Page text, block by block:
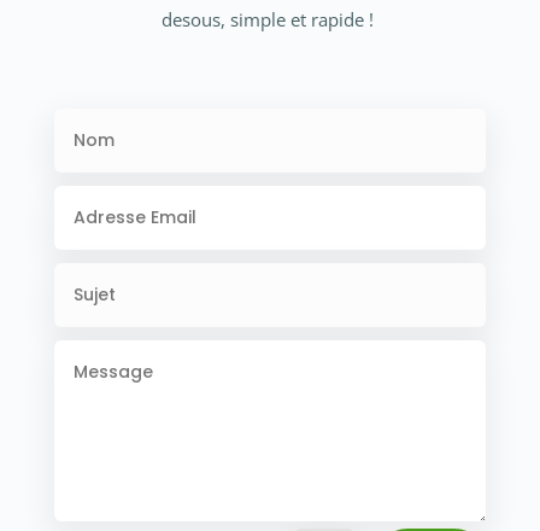
desous, simple et rapide !